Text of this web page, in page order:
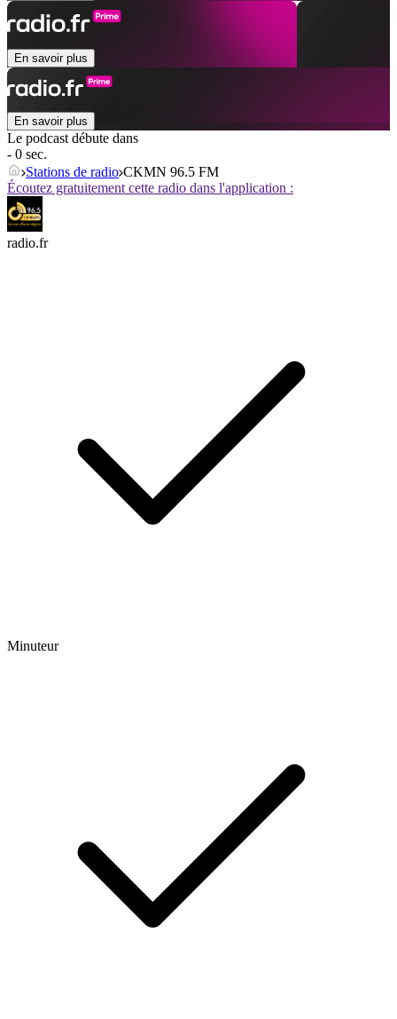
En savoir plus
En savoir plus
Le podcast débute dans
- 0 sec.
Stations de radio CKMN 96.5 FM
Écoutez gratuitement cette radio dans l'application :
radio.fr
Minuteur